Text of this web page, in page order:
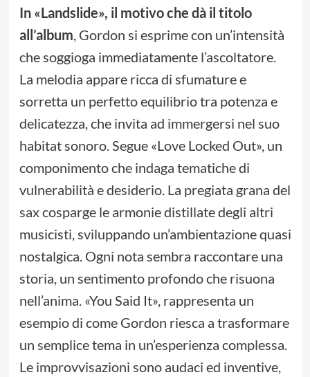
In «Landslide», il motivo che dà il titolo
all’album, Gordon si esprime con un’intensità
che soggioga immediatamente l’ascoltatore.
La melodia appare ricca di sfumature e
sorretta un perfetto equilibrio tra potenza e
delicatezza, che invita ad immergersi nel suo
habitat sonoro. Segue «Love Locked Out», un
componimento che indaga tematiche di
vulnerabilità e desiderio. La pregiata grana del
sax cosparge le armonie distillate degli altri
musicisti, sviluppando un’ambientazione quasi
nostalgica. Ogni nota sembra raccontare una
storia, un sentimento profondo che risuona
nell’anima. «You Said It», rappresenta un
esempio di come Gordon riesca a trasformare
un semplice tema in un’esperienza complessa.
Le improvvisazioni sono audaci ed inventive,